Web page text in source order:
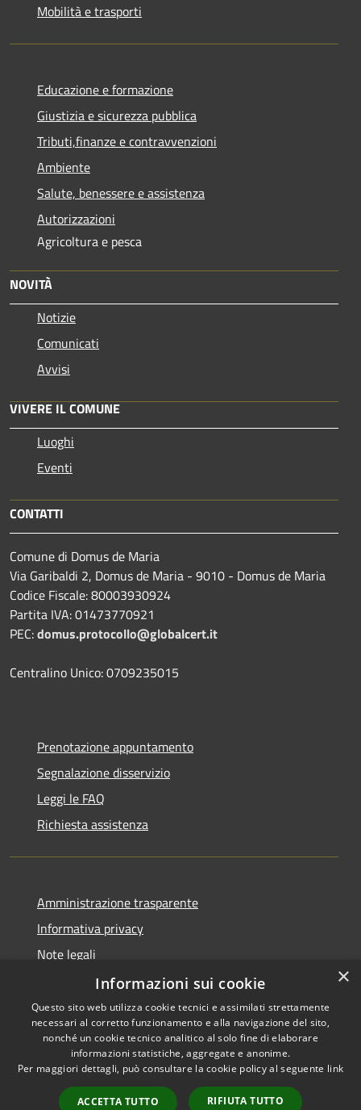
Mobilità e trasporti
Educazione e formazione
Giustizia e sicurezza pubblica
Tributi,finanze e contravvenzioni
Ambiente
Salute, benessere e assistenza
Autorizzazioni
Agricoltura e pesca
NOVITÀ
Notizie
Comunicati
Avvisi
VIVERE IL COMUNE
Luoghi
Eventi
CONTATTI
Comune di Domus de Maria
Via Garibaldi 2, Domus de Maria - 9010 - Domus de Maria
Codice Fiscale: 80003930924
Partita IVA: 01473770921
PEC:domus.protocollo@globalcert.it
Centralino Unico: 0709235015
Prenotazione appuntamento
Segnalazione disservizio
Leggi le FAQ
Richiesta assistenza
Amministrazione trasparente
Informativa privacy
Note legali
Dichiarazione di accessibilità
RSS
Accessibilità
Copyright © 2026 • Comune di
Municipium• Accesso
×
Informazioni sui cookie
Questo sito web utilizza cookie tecnici e assimilati strettamente
necessari al corretto funzionamento e alla navigazione del sito,
nonché un cookie tecnico analitico al solo fine di elaborare
informazioni statistiche, aggregate e anonime.
Per maggiori dettagli, può consultare la cookie policy al seguente link
ACCETTA TUTTO RIFIUTA TUTTO